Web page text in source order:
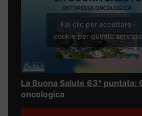
Fai clic per accettare i
cookie per questo servizio
La Buona Salute 63° puntata:
oncologica